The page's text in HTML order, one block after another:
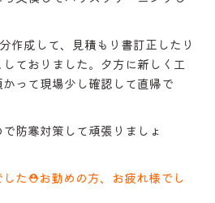
作成して、見積もり書訂正したり
ておりました。夕方に新しく工
って現場少し確認して直帰で
防寒対策して頑張りましょ
た⛑お勤めの方、お疲れ様でし